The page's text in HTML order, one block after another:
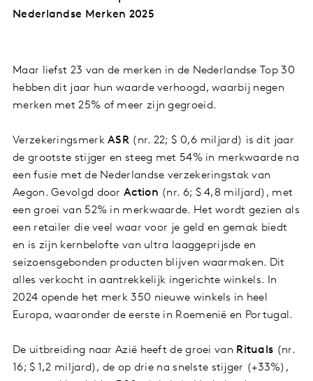
Maar liefst 23 van de merken in de Nederlandse Top 30
hebben dit jaar hun waarde verhoogd, waarbij negen
merken met 25% of meer zijn gegroeid.
VerzekeringsmerkASR (nr. 22; $ 0,6 miljard) is dit jaar
de grootste stijger en steeg met 54% in merkwaarde na
een fusie met de Nederlandse verzekeringstak van
Aegon. Gevolgd doorAction (nr. 6; $ 4,8 miljard), met
een groei van 52% in merkwaarde. Het wordt gezien als
een retailer die veel waar voor je geld en gemak biedt
en is zijn kernbelofte van ultra laaggeprijsde en
seizoensgebonden producten blijven waarmaken. Dit
alles verkocht in aantrekkelijk ingerichte winkels. In
2024 opende het merk 350 nieuwe winkels in heel
Europa, waaronder de eerste in Roemenië en Portugal.
De uitbreiding naar Azië heeft de groei van Rituals (nr.
16; $ 1,2 miljard), de op drie na snelste stijger (+33%),